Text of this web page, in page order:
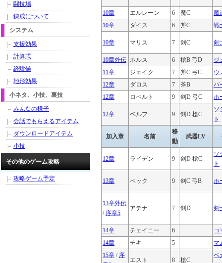
10章 エルレーン 6 魔C
魔
10章
ダイス 6 斧C 戦
10章 マリス 7 剣C 剣
10章外伝 ホルス 6 槍B 弓D
ジ
11章
ジェイク 7 斧C 弓C
ウ
12章
ダロス 7 斧B
バ
12章
ロベルト 9 剣D 弓C ホ
12章 ベルフ 9 剣D 槍C
ソ
ト
加入章 名前
移
動
武器LV
12章 ライデン 9 剣D 槍C
ソ
ト
13章 ベック 9 剣C 弓B ホ
13章外伝
/ 序章5
アテナ 7 剣D 剣
14章 チェイニー 6
コ
14章
チキ 5
マ
15章 / 序
エスト 8 槍C
ペ
闘技場
錬成について
システム
支援効果
計算式
経験値
地形効果
小ネタ、小技、裏技
みんなの様子
会話でもらえるアイテム
ダウンロードアイテム
小技
その他のゲーム攻略
攻略ゲーム予定